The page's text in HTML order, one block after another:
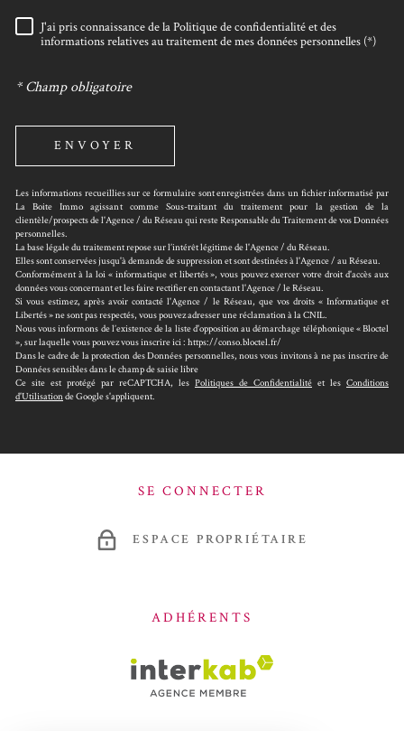
RÈGLEMENTATION
J'ai pris connaissance de la Politique de confidentialité et des
informations relatives au traitement de mes données personnelles (*)
* Champ obligatoire
ENVOYER
Les informations recueillies sur ce formulaire sont enregistrées dans un fichier informatisé par
La Boite Immo agissant comme Sous-traitant du traitement pour la gestion de la
clientèle/prospects de l'Agence / du Réseau qui reste Responsable du Traitement de vos Données
personnelles.
La base légale du traitement repose sur l’intérêt légitime de l'Agence / du Réseau.
Elles sont conservées jusqu'à demande de suppression et sont destinées à l'Agence / au Réseau.
Conformément à la loi « informatique et libertés », vous pouvez exercer votre droit d'accès aux
données vous concernant et les faire rectifier en contactant l'Agence / le Réseau.
Si vous estimez, après avoir contacté l'Agence / le Réseau, que vos droits « Informatique et
Libertés » ne sont pas respectés, vous pouvez adresser une réclamation à la CNIL.
Nous vous informons de l’existence de la liste d'opposition au démarchage téléphonique « Bloctel
», sur laquelle vous pouvez vous inscrire ici : https://conso.bloctel.fr/
Dans le cadre de la protection des Données personnelles, nous vous invitons à ne pas inscrire de
Données sensibles dans le champ de saisie libre
Ce site est protégé par reCAPTCHA, les Politiques de Confidentialité et les Conditions
d'Utilisationde Google s'appliquent.
SE CONNECTER
ESPACE PROPRIÉTAIRE
ADHÉRENTS